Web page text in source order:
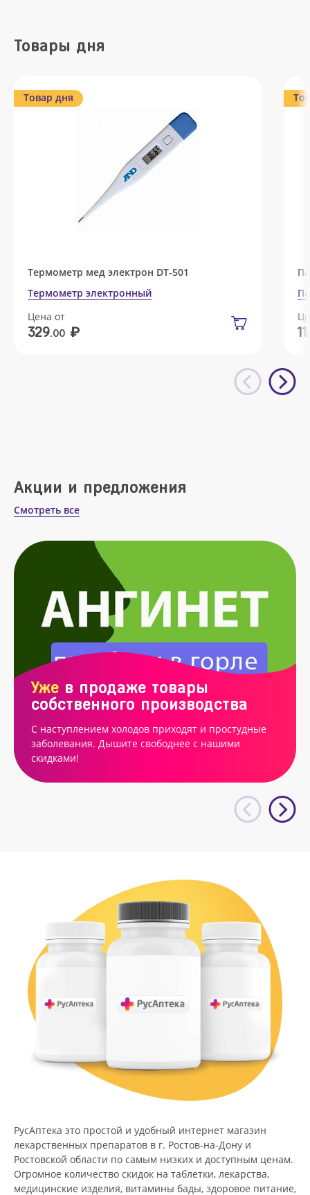
Товары дня
Товар дня
Термометр мед электрон DT-501
Термометр электронный
Цена от
329.00 ₽ 11
Акции и предложения
Смотреть все
Уже в продаже товары
собственного производства
С наступлением холодов приходят и простудные
заболевания. Дышите свободнее с нашими
скидками!
РусАптека это простой и удобный интернет магазин
лекарственных препаратов в г. Ростов-на-Дону и
Ростовской области по самым низких и доступным ценам.
Огромное количество скидок на таблетки, лекарства,
медицинские изделия, витамины бады, здоровое питание,